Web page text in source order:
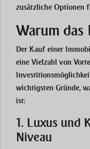
zusätzliche Optionen
Warum das
Der Kauf einer
eine Vielzahl von
wichtigsten Gründe,
ist:
1. Luxus und
Niveau